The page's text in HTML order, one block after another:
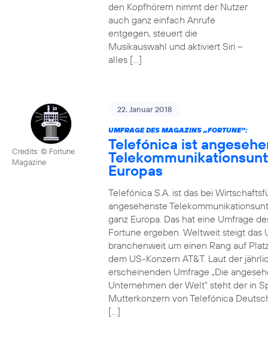
den Kopfhörern nimmt der Nutzer
auch ganz einfach Anrufe
entgegen, steuert die
Musikauswahl und aktiviert Siri –
alles […]
Credits: © Fortune
Magazine
22. Januar 2018
UMFRAGE DES MAGAZINS „FORTUNE“:
Telefónica ist
Europas
Telefónica S.A. ist das bei
angesehenste
ganz Europa. Das hat eine Umfrage
Fortune ergeben. Weltweit steigt das
branchenweit um einen Rang auf
dem US-Konzern AT&T. Laut der
erscheinenden Umfrage „Die
Unternehmen der Welt“ steht der in
Mutterkonzern von Telefónica
[…]